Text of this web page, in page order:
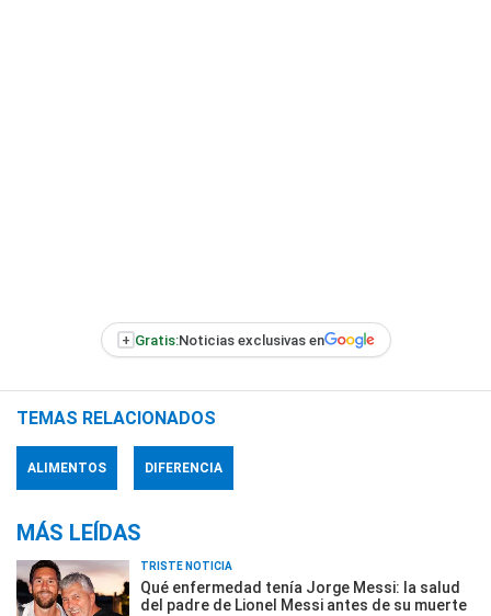
+ Gratis:Noticias exclusivas en
TEMAS RELACIONADOS
ALIMENTOS DIFERENCIA
MÁS LEÍDAS
TRISTE NOTICIA
Qué enfermedad tenía Jorge Messi: la salud
del padre de Lionel Messi antes de su muerte